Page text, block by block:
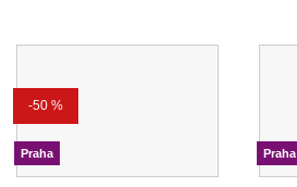
-50 %
Praha Praha